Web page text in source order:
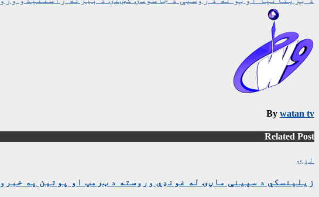
چليدنه
By watan tv
Related Post
نړۍ
زیلینسکي د سپینې ماڼۍ له غونډې وروسته د ټرمپ او پوتین په